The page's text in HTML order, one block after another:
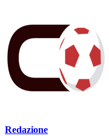
Redazione